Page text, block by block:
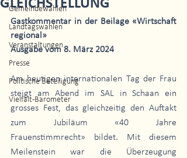
Gemeindewahlen
Landtagswahlen
Veranstaltungen
Presse
Politische Beteiligung
Vielfalt-Barometer
GLEICHSTELLUNG
Gastkommentar in der Beilage «Wirtschaft
regional»
Ausgabe vom 8. März 2024
Am heutigen internationalen Tag der Frau
steigt am Abend im SAL in Schaan ein
grosses Fest, das gleichzeitig den Auftakt
zum Jubiläum «40 Jahre
Frauenstimmrecht» bildet. Mit diesem
Meilenstein war die Überzeugung